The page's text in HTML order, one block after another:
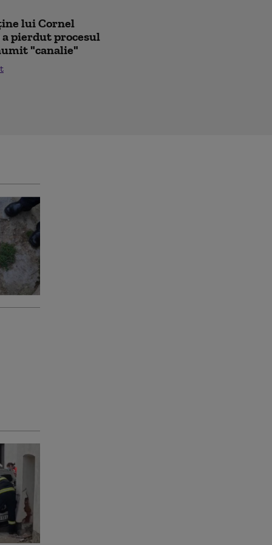
lui Cornel
a pierdut procesul
"canalie"